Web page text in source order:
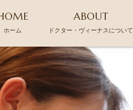
ホーム
ABOUT
ドクター・ヴィーナスについて